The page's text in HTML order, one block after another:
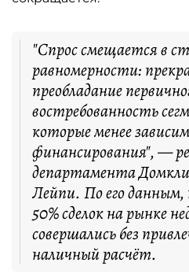
"Спрос смещается в
равномерности:
преобладание
востребованность
которые менее
финансирования", —
департамента
Лейпи. По его данным,
50% сделок на рынке
совершались без
наличный расчёт.